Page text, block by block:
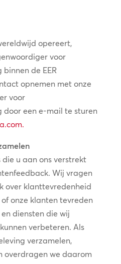
opereert,
voor
de EER
opnemen met onze
voor
door een e-mail te sturen
.
die u aan ons verstrekt
Wij vragen
over klanttevredenheid
onze klanten tevreden
diensten die wij
verbeteren. Als
verzamelen,
overdragen we daarom